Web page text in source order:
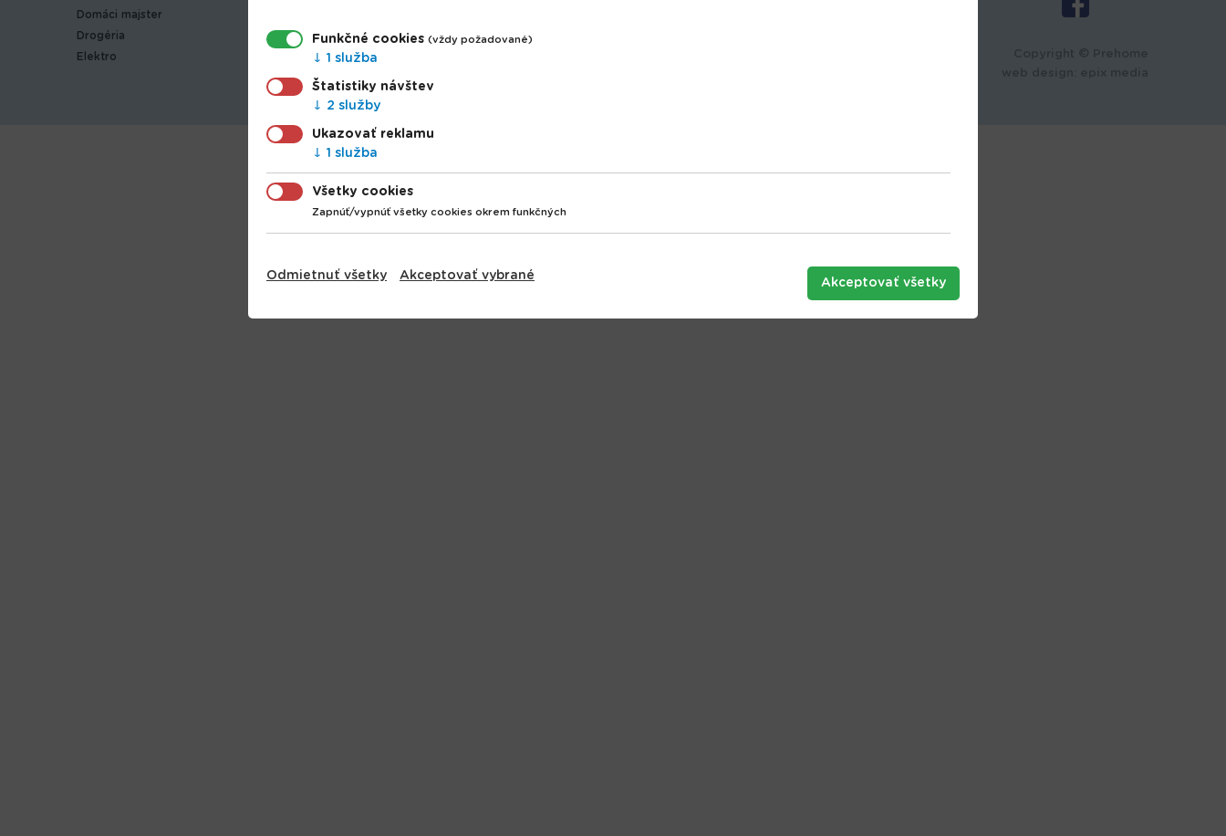
Domáci majster
Drogéria
Elektro
Sezónny tovar
Šport
Záhrada
Funkčné cookies (vždy požadované)
1 služba
Štatistiky návštev
2 služby
Ukazovať reklamu
1 služba
Všetky cookies
Zapnúť/vypnúť všetky cookies okrem funkčných
Odmietnuť všetky Akceptovať vybrané
Akceptovať všetky